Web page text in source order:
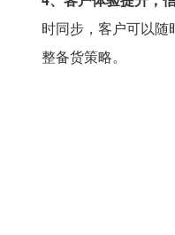
时同步，客户可以
整备货策略。